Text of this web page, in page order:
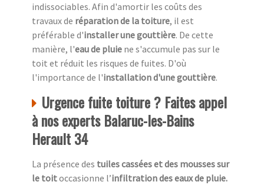
indissociables. Afin d'amortir les coûts des
travaux de réparation de la toiture, il est
préférable d'installer une gouttière. De cette
manière, l'eau de pluie ne s'accumule pas sur le
toit et réduit les risques de fuites. D'où
l'importance de l'installation d'une gouttière.
Urgence fuite toiture ? Faites appel
à nos experts Balaruc-les-Bains
Herault 34
La présence des tuiles cassées et des mousses sur
le toitoccasionne l’infiltration des eaux de pluie.